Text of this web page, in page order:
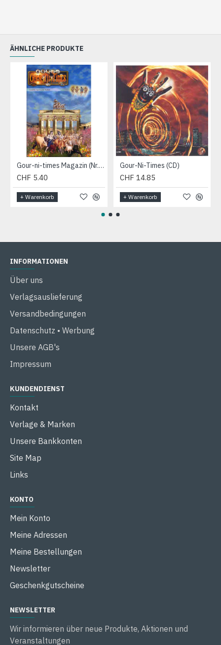
ÄHNLICHE PRODUKTE
Gour-ni-times Magazin (Nr. 14)
CHF 5.40
+ Warenkorb
Gour-Ni-Times (CD)
CHF 14.85
+ Warenkorb
INFORMATIONEN
Über uns
Verlagsauslieferung
Versandbedingungen
Datenschutz • Werbung
Unsere AGB's
Impressum
KUNDENDIENST
Kontakt
Verlage & Marken
Unsere Bankkonten
Site Map
Links
KONTO
Mein Konto
Meine Adressen
Meine Bestellungen
Newsletter
Geschenkgutscheine
NEWSLETTER
Wir informieren über neue Produkte, Aktionen und
Veranstaltungen